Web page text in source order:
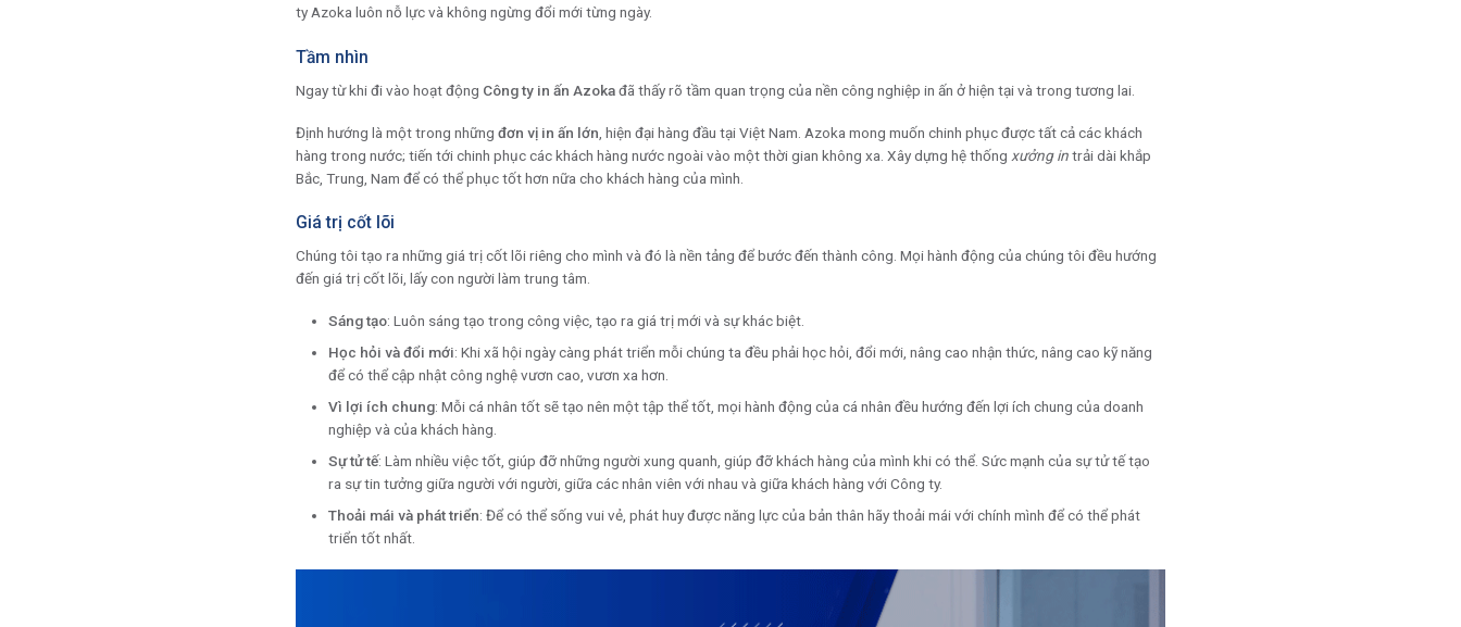
ty Azoka luôn nỗ lực và không ngừng đổi mới từng ngày.
Tầm nhìn
Ngay từ khi đi vào hoạt động Công ty in ấn Azokađã thấy rõ tầm quan trọng của nền công nghiệp in ấn ở hiện tại và trong tương lai.
Định hướng là một trong những đơn vị in ấn lớn , hiện đại hàng đầu tại Việt Nam. Azoka mong muốn chinh phục được tất cả các khách
hàng trong nước; tiến tới chinh phục các khách hàng nước ngoài vào một thời gian không xa. Xây dựng hệ thống xưởng intrải dài khắp
Bắc, Trung, Nam để có thể phục tốt hơn nữa cho khách hàng của mình.
Giá trị cốt lõi
Chúng tôi tạo ra những giá trị cốt lõi riêng cho mình và đó là nền tảng để bước đến thành công. Mọi hành động của chúng tôi đều hướng
đến giá trị cốt lõi, lấy con người làm trung tâm.
Sáng tạo: Luôn sáng tạo trong công việc, tạo ra giá trị mới và sự khác biệt.
Học hỏi và đổi mới: Khi xã hội ngày càng phát triển mỗi chúng ta đều phải học hỏi, đổi mới, nâng cao nhận thức, nâng cao kỹ năng
để có thể cập nhật công nghệ vươn cao, vươn xa hơn.
Vì lợi ích chung: Mỗi cá nhân tốt sẽ tạo nên một tập thể tốt, mọi hành động của cá nhân đều hướng đến lợi ích chung của doanh
nghiệp và của khách hàng.
Sự tử tế: Làm nhiều việc tốt, giúp đỡ những người xung quanh, giúp đỡ khách hàng của mình khi có thể. Sức mạnh của sự tử tế tạo
ra sự tin tưởng giữa người với người, giữa các nhân viên với nhau và giữa khách hàng với Công ty.
Thoải mái và phát triển: Để có thể sống vui vẻ, phát huy được năng lực của bản thân hãy thoải mái với chính mình để có thể phát
triển tốt nhất.